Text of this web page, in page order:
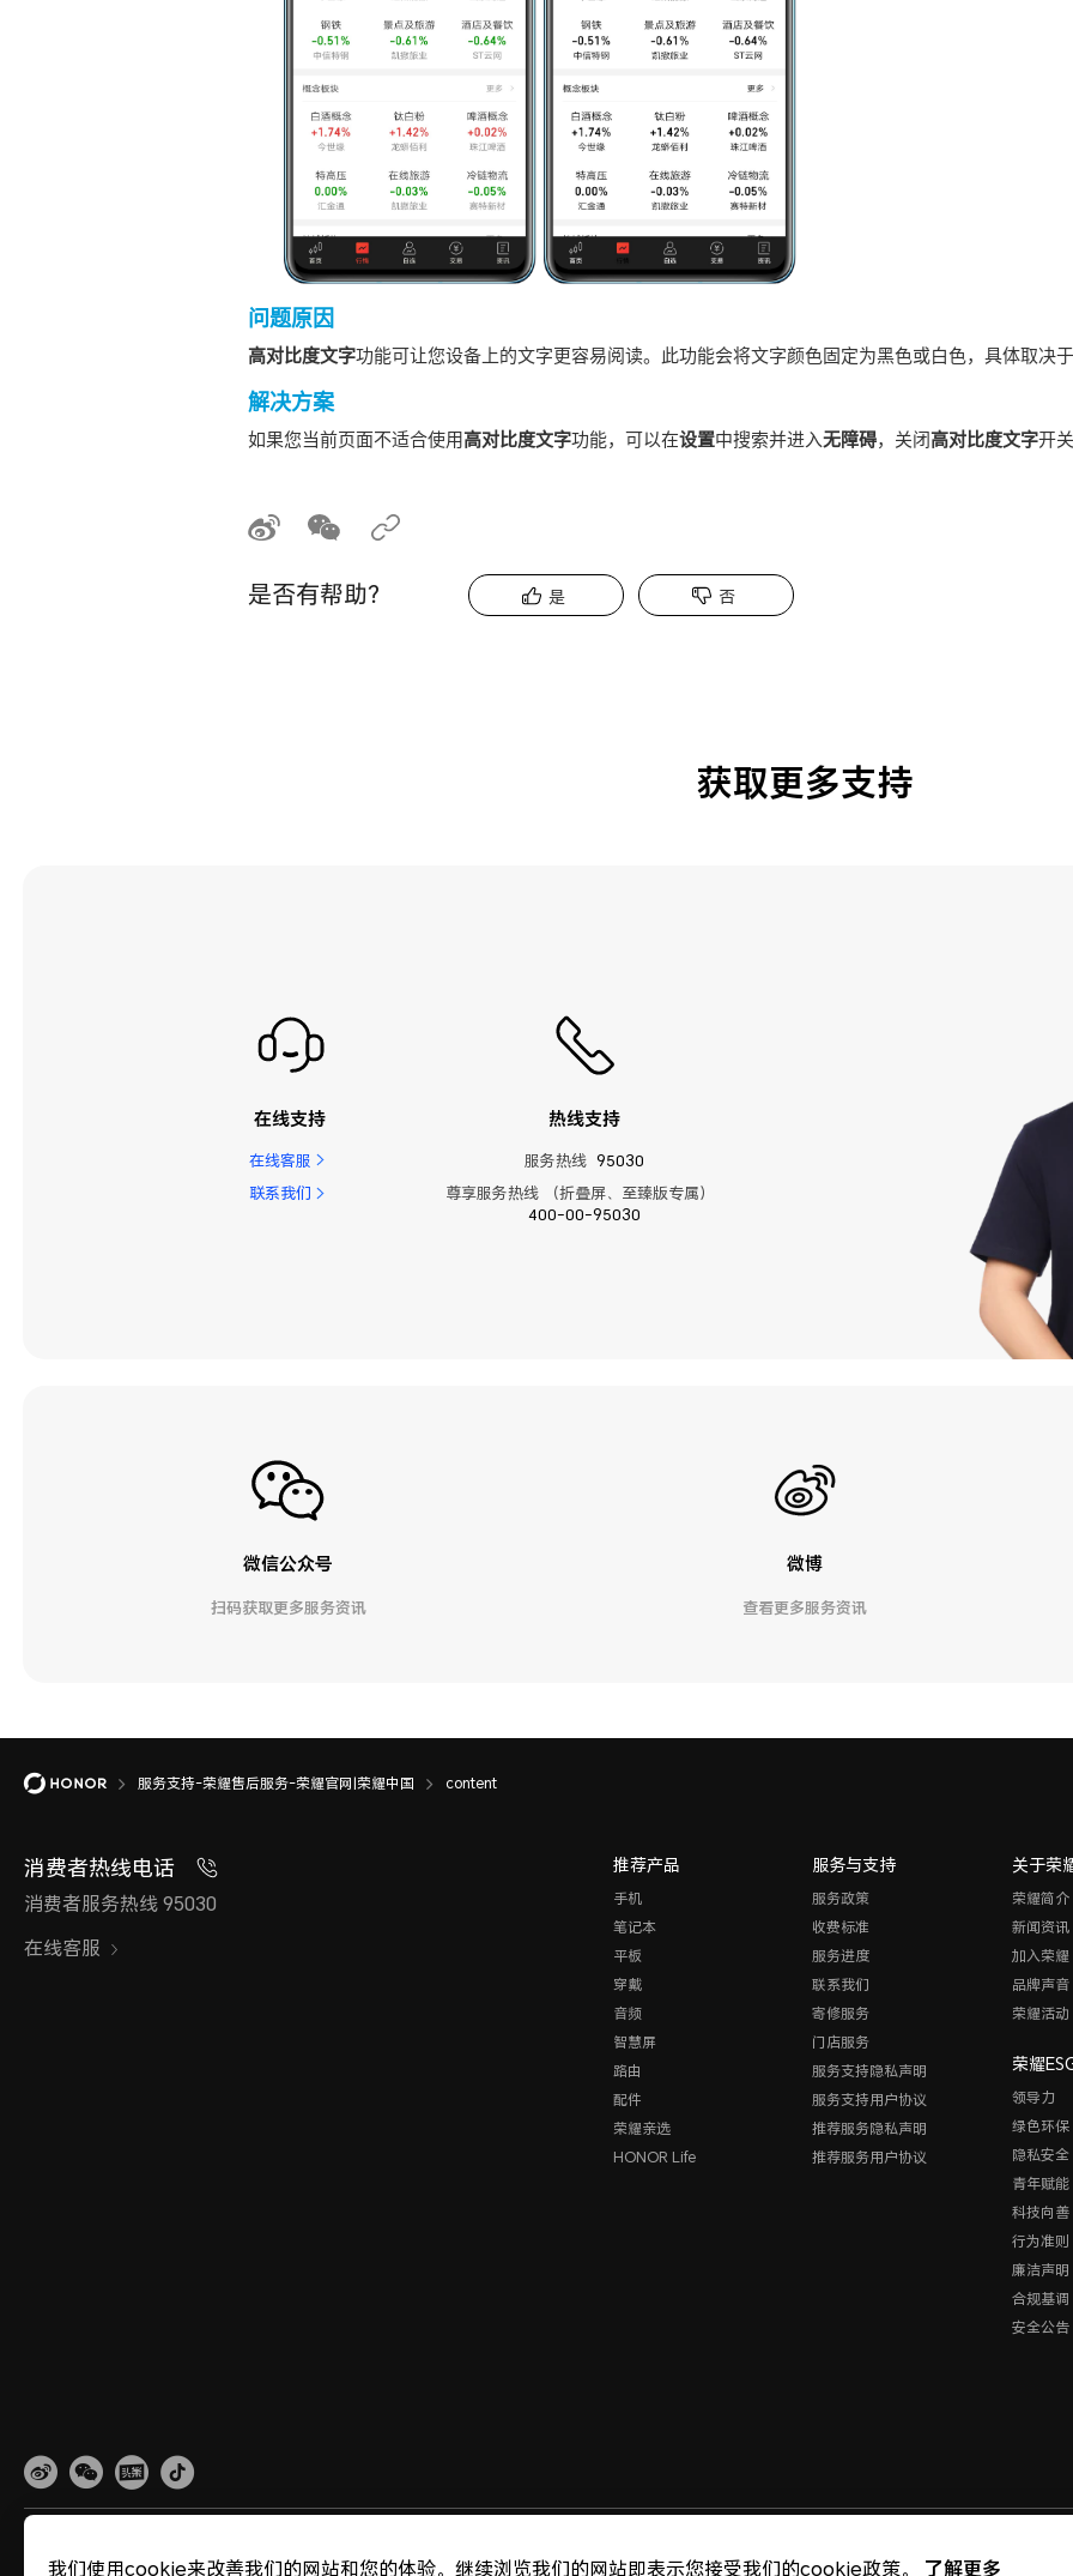
问题原因
高对比度文字功能可让您设备上的文字更容易阅读。此功能会将文字颜色固定为黑色或白色，具体取决
解决方案
如果您当前页面不适合使用高对比度文字功能，可以在设置中搜索并进入无障碍，关闭高对比度文字开
是否有帮助？ 是 否
获取更多支持
在线支持
在线客服
联系我们
热线支持
服务热线 95030
尊享服务热线 （折叠屏、至臻版专属）
400-00-95030
微信公众号
扫码获取更多服务资讯
微博
查看更多服务资讯
服务支持-荣耀售后服务-荣耀官网|荣耀中国 content
消费者热线电话
消费者服务热线 95030
在线客服
推荐产品
手机
笔记本
平板
穿戴
音频
智慧屏
路由
配件
荣耀亲选
HONOR Life
服务与支持
服务政策
收费标准
服务进度
联系我们
寄修服务
门店服务
服务支持隐私声明
服务支持用户协议
推荐服务隐私声明
推荐服务用户协议
关于荣
荣耀简介
新闻资讯
加入荣耀
品牌声音
荣耀活动
荣耀
领导力
绿色环保
隐私安全
青年赋能
科技向善
行为准则
廉洁声明
合规基调
安全公告
版权所有 © 荣耀终端股
我们使用cookie来改善我们的网站和您的体验。继续浏览我们的网站即表示您接受我们的cookie政策。 了解更多